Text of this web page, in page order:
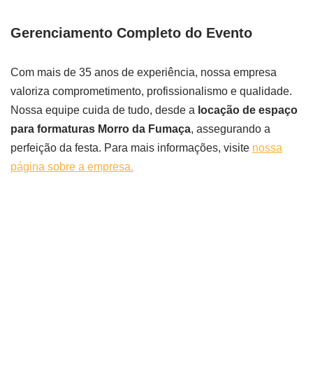
Gerenciamento Completo do Evento
Com mais de 35 anos de experiência, nossa empresa
valoriza comprometimento, profissionalismo e qualidade.
Nossa equipe cuida de tudo, desde a locação de espaço
para formaturas Morro da Fumaça, assegurando a
perfeição da festa. Para mais informações, visite nossa
página sobre a empresa.